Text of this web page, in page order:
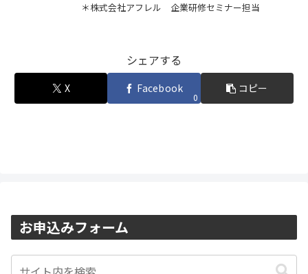
＊株式会社アフレル 企業研修セミナー担当
シェアする
X Facebook
0
コピー
お申込みフォーム